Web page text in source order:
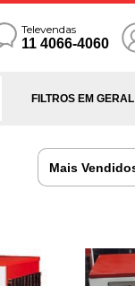
Televendas
11 4066-4060
FILTROS EM GERAL